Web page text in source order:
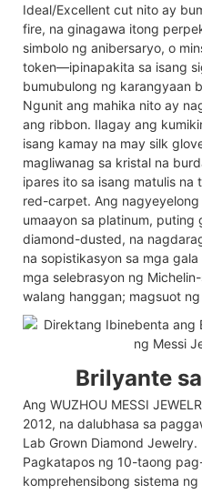
Ideal/Excellent cut nito ay
fire, na ginagawa itong
simbolo ng anibersaryo, o
token—ipinapakita sa isang
bumubulong ng karangyaan
Ngunit ang mahika nito ay
ang ribbon. Ilagay ang
isang kamay na may silk
magliwanag sa kristal na
ipares ito sa isang matulis
red-carpet. Ang
umaayon sa platinum,
diamond-dusted, na
na sopistikasyon sa mga
mga selebrasyon ng
walang hanggan; magsuot
Brilyante
Ang WUZHOU MESSI
2012, na dalubhasa sa
Lab Grown Diamond Jewelry.
Pagkatapos ng 10-taong
komprehensibong sistema